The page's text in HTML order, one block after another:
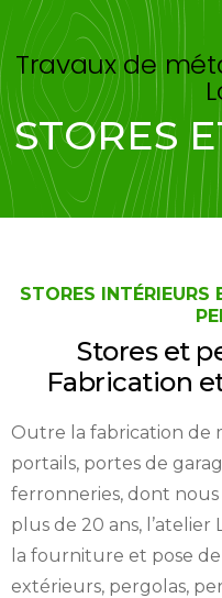
Travaux de
STORES
STORES INTÉRIEURS
Stores et
Fabrication
Outre la fabrication de
portails, portes de
ferronneries, dont nous
plus de 20 ans,
la fourniture et pose
extérieurs, pergolas,